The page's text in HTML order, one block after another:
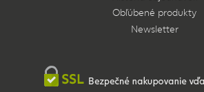
Obľúbené produkty
Newsletter